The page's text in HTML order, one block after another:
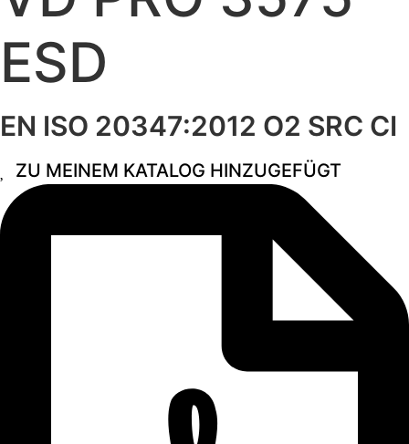
ESD
EN ISO 20347:2012 O2 SRC CI
ZU MEINEM KATALOG HINZUGEFÜGT